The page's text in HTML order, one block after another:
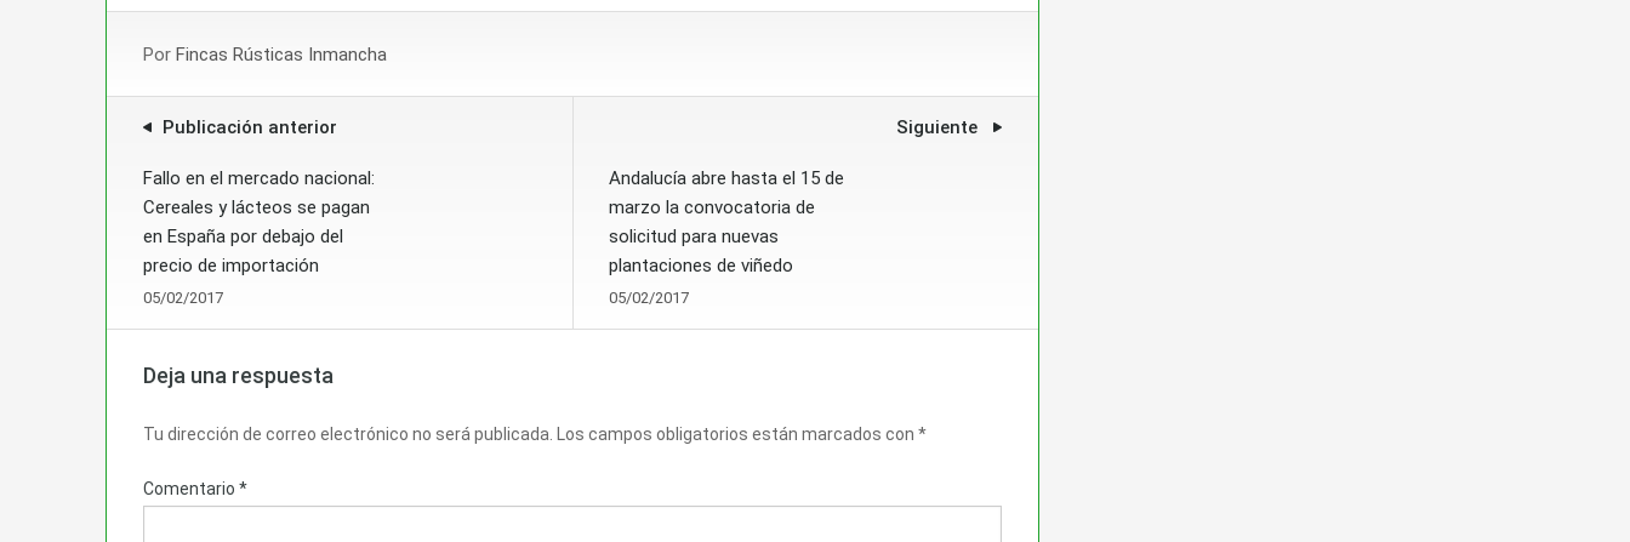
Por Fincas Rústicas Inmancha
Publicación anterior
Fallo en el mercado nacional:
Cereales y lácteos se pagan
en España por debajo del
precio de importación
05/02/2017
Siguiente
Andalucía abre hasta el 15 de
marzo la convocatoria de
solicitud para nuevas
plantaciones de viñedo
05/02/2017
Deja una respuesta
Tu dirección de correo electrónico no será publicada. Los campos obligatorios están marcados con *
Comentario *